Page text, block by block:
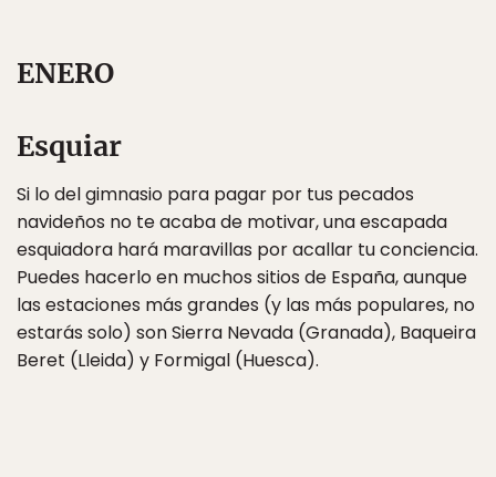
ENERO
Esquiar
Si lo del gimnasio para pagar por tus pecados
navideños no te acaba de motivar, una escapada
esquiadora hará maravillas por acallar tu conciencia.
Puedes hacerlo en muchos sitios de España, aunque
las estaciones más grandes (y las más populares, no
estarás solo) son Sierra Nevada (Granada), Baqueira
Beret (Lleida) y Formigal (Huesca).